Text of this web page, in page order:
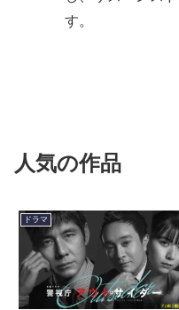
す。
人気の作品
ドラマ